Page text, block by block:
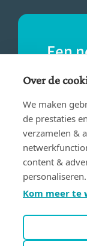
Een
Vind
buurt.
VIND
Over de
We maken
de prestaties
verzamelen &
content &
personaliseren.
Kom meer te